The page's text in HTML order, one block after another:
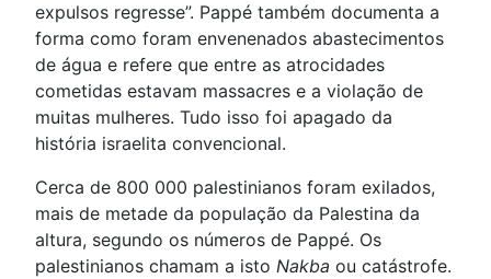
expulsos regresse”. Pappé também documenta a
forma como foram envenenados abastecimentos
de água e refere que entre as atrocidades
cometidas estavam massacres e a violação de
muitas mulheres. Tudo isso foi apagado da
história israelita convencional.
Cerca de 800 000 palestinianos foram exilados,
mais de metade da população da Palestina da
altura, segundo os números de Pappé. Os
palestinianos chamam a isto Nakba ou catástrofe.